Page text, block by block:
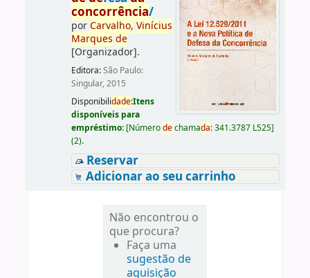
concorrência/
porCarvalho, Vinícius
Marques de
[Organizador].
Editora:São Paulo:
Singular, 2015
Disponibilidade:Itens
disponíveis para
empréstimo: [Númerodechamada:341.3787 L525]
(2).
Reservar
Adicionar ao seu carrinho
Não encontrou o
que procura?
Faça uma
sugestão de
aquisição